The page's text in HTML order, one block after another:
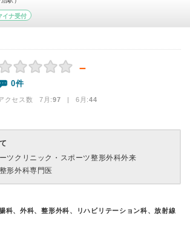
イナ受付
－
0件
クセス数 7月:97 | 6月:44
ツクリニック・スポーツ整形外科外来
整形外科専門医
科、外科、整形外科、リハビリテーション科、放射線